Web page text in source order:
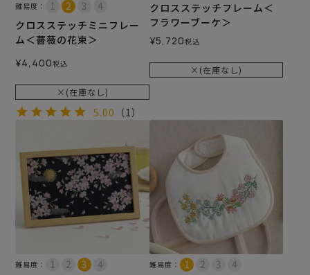
難易度：
クロスステッチミニフレー
ム＜薔薇の花束＞
¥4,400税込
×(在庫なし)
5.00 （1）
クロスステッチフレーム＜
フラワーブーケ＞
¥5,720税込
×(在庫なし)
難易度： 難易度：